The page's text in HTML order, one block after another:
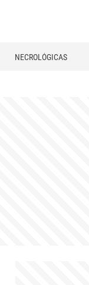
NECROLÓGICAS